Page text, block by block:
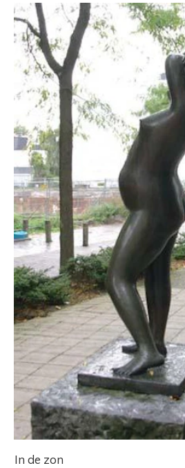
In de zon